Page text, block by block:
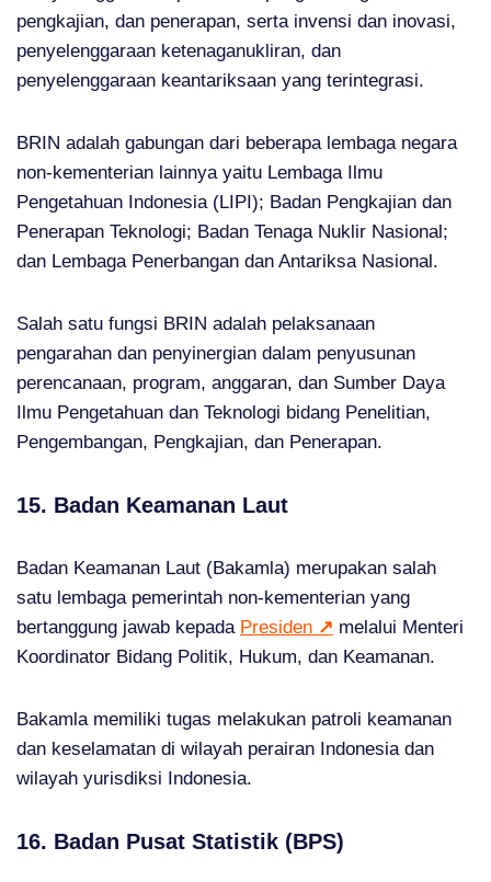
pengkajian, dan penerapan, serta invensi dan inovasi,
penyelenggaraan ketenaganukliran, dan
penyelenggaraan keantariksaan yang terintegrasi.
BRIN adalah gabungan dari beberapa lembaga negara
non-kementerian lainnya yaitu Lembaga Ilmu
Pengetahuan Indonesia (LIPI); Badan Pengkajian dan
Penerapan Teknologi; Badan Tenaga Nuklir Nasional;
dan Lembaga Penerbangan dan Antariksa Nasional.
Salah satu fungsi BRIN adalah pelaksanaan
pengarahan dan penyinergian dalam penyusunan
perencanaan, program, anggaran, dan Sumber Daya
Ilmu Pengetahuan dan Teknologi bidang Penelitian,
Pengembangan, Pengkajian, dan Penerapan.
15. Badan Keamanan Laut
Badan Keamanan Laut (Bakamla) merupakan salah
satu lembaga pemerintah non-kementerian yang
bertanggung jawab kepada Presiden ↗ melalui Menteri
Koordinator Bidang Politik, Hukum, dan Keamanan.
Bakamla memiliki tugas melakukan patroli keamanan
dan keselamatan di wilayah perairan Indonesia dan
wilayah yurisdiksi Indonesia.
16. Badan Pusat Statistik (BPS)